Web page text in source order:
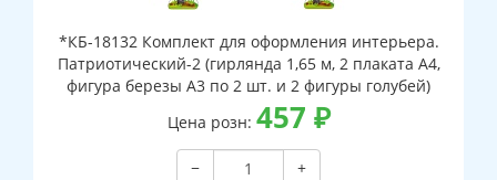
*КБ-18132 Комплект для оформления интерьера.
Патриотический-2 (гирлянда 1,65 м, 2 плаката А4,
фигура березы А3 по 2 шт. и 2 фигуры голубей)
Цена розн: 457 ₽
−
+